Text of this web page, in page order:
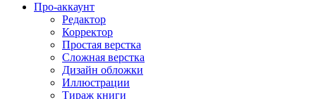
Про-аккаунт
Редактор
Корректор
Простая верстка
Сложная верстка
Дизайн обложки
Иллюстрации
Тираж книги